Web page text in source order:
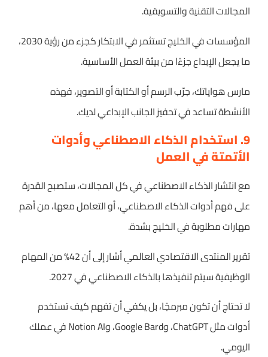
المجالات التقنية والتسويقية.
المؤسسات في الخليج تستثمر في الابتكار كجزء من رؤية 2030،
ما يجعل الإبداع جزءًا من بيئة العمل الأساسية.
مارس هواياتك، جرّب الرسم أو الكتابة أو التصوير، فهذه
الأنشطة تساعد في تحفيز الجانب الإبداعي لديك.
9. استخدام الذكاء الاصطناعي وأدوات
الأتمتة في العمل
مع انتشار الذكاء الاصطناعي في كل المجالات، ستصبح القدرة
على فهم أدوات الذكاء الاصطناعي، أو التعامل معها، من أهم
مهارات مطلوبة في الخليج بشدة.
تقرير المنتدى الاقتصادي العالمي أشار إلى أن 42% من المهام
الوظيفية سيتم تنفيذها بالذكاء الاصطناعي في 2027.
لا تحتاج أن تكون مبرمجًا، بل يكفي أن تفهم كيف تستخدم
أدوات مثل ChatGPT، وGoogle Bard، وNotion AI في عملك
اليومي.